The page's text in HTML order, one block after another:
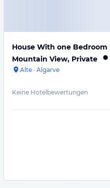
House With one
Mountain View, Private
Alte · Algarve
Keine Hotelbewertungen